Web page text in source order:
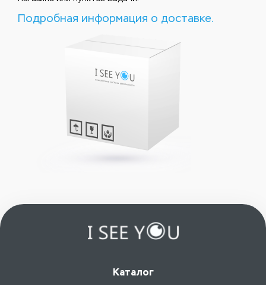
Подробная информация о доставке.
Каталог